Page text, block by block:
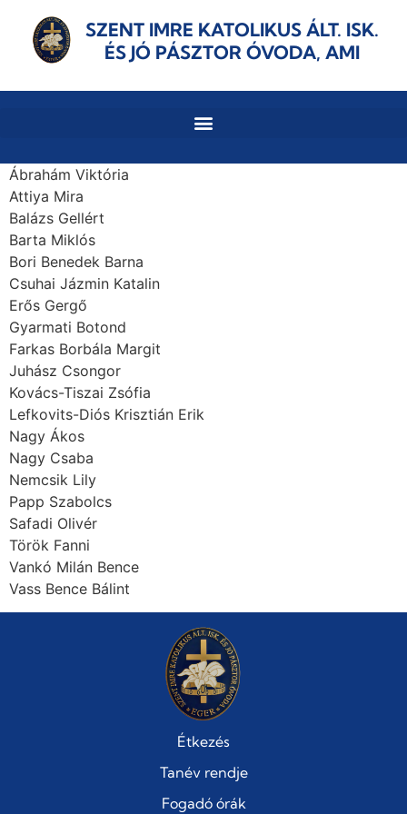
SZENT IMRE KATOLIKUS ÁLT. ISK.
ÉS JÓ PÁSZTOR ÓVODA, AMI
Ábrahám Viktória
Attiya Mira
Balázs Gellért
Barta Miklós
Bori Benedek Barna
Csuhai Jázmin Katalin
Erős Gergő
Gyarmati Botond
Farkas Borbála Margit
Juhász Csongor
Kovács-Tiszai Zsófia
Lefkovits-Diós Krisztián Erik
Nagy Ákos
Nagy Csaba
Nemcsik Lily
Papp Szabolcs
Safadi Olivér
Török Fanni
Vankó Milán Bence
Vass Bence Bálint
Étkezés
Tanév rendje
Fogadó órák